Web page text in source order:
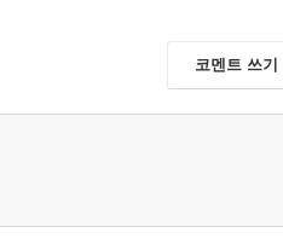
코멘트 쓰기